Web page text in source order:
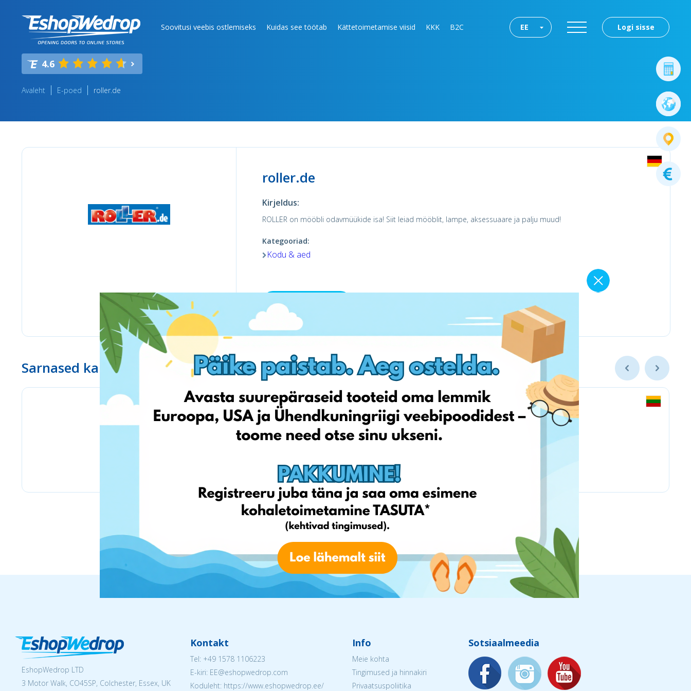
Soovitusi veebis ostlemiseks Kuidas see töötab Kättetoimetamise viisid KKK B2C Logi sisse
EE
4.6
Avaleht E-poed roller.de
roller.de
Kirjeldus:
ROLLER on mööbli odavmüükide isa! Siit leiad mööblit, lampe, aksessuaare ja palju muud!
Kategooriad:
Kodu & aed
Külasta poodi
Sarnased kauplused
EshopWedrop LTD
3 Motor Walk, CO45SP, Colchester, Essex, UK
Kontakt
Tel: +49 1578 1106223
E-kiri: EE@eshopwedrop.com
Koduleht: https://www.eshopwedrop.ee/
Info
Meie kohta
Tingimused ja hinnakiri
Privaatsuspoliitika
Sotsiaalmeedia